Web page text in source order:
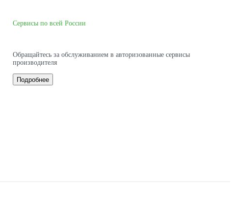
Сервисы по всей России
Обращайтесь за обслуживанием в авторизованные сервисы
производителя
Подробнее